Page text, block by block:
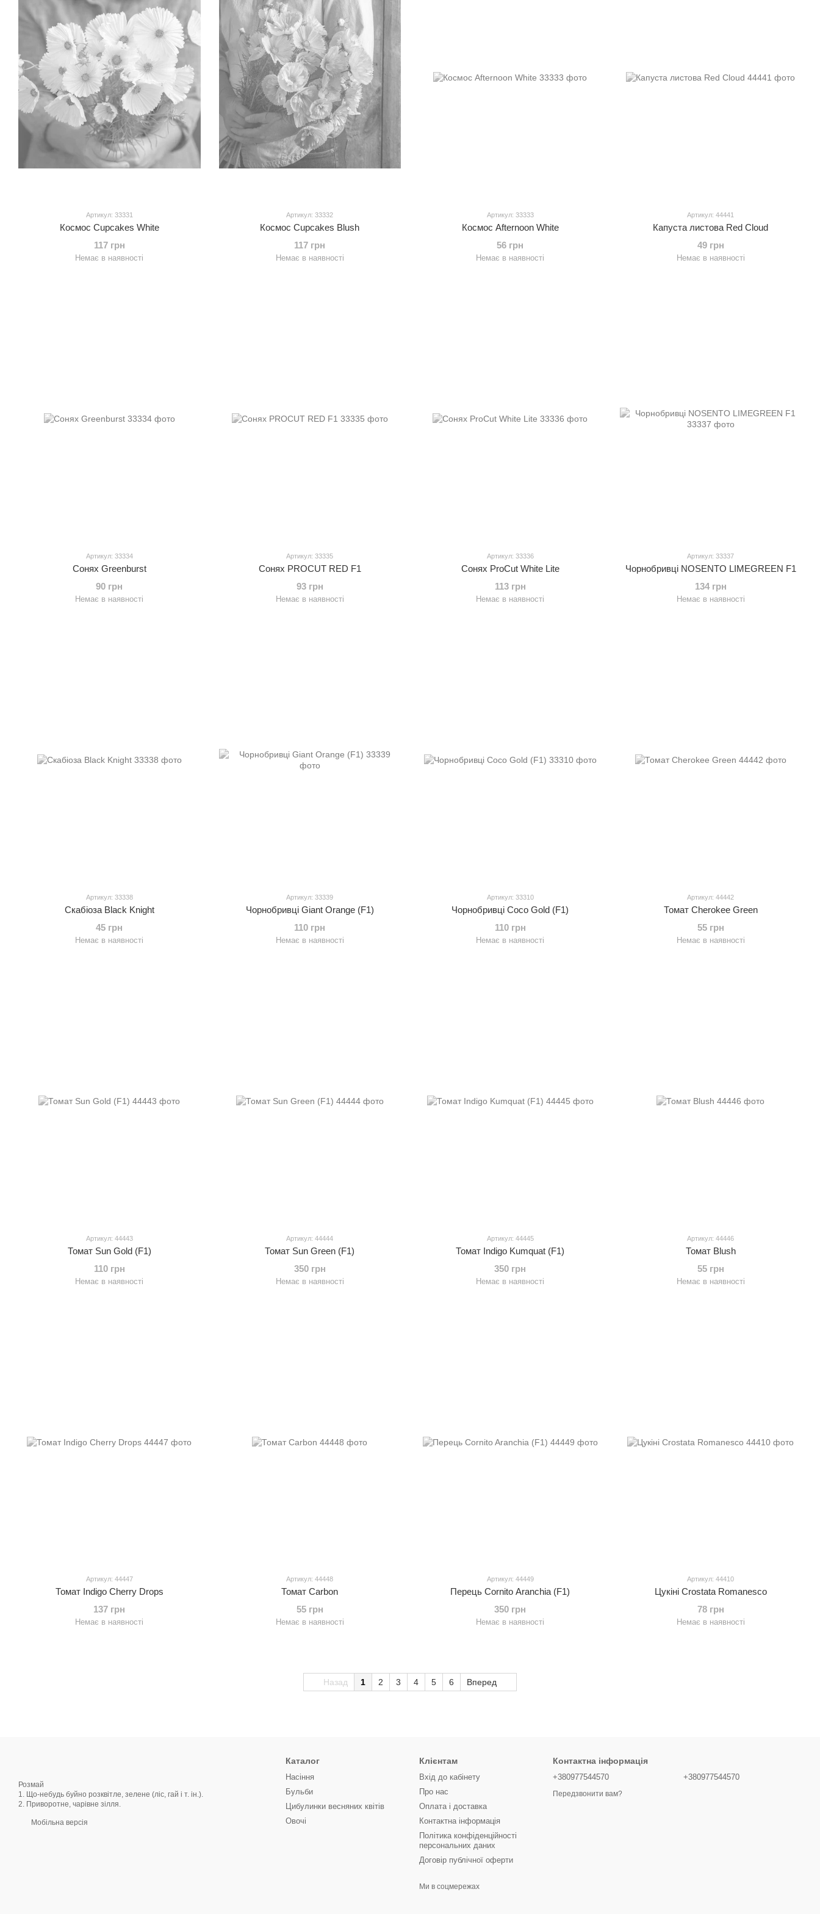
Артикул: 33331
Космос Cupcakes White
117 грн
Немає в наявності
Артикул: 33332
Космос Cupcakes Blush
117 грн
Немає в наявності
Артикул: 33333
Космос Afternoon White
56 грн
Немає в наявності
Артикул: 44441
Капуста листова Red Cloud
49 грн
Немає в наявності
Артикул: 33334
Сонях Greenburst
90 грн
Немає в наявності
Артикул: 33335
Сонях PROCUT RED F1
93 грн
Немає в наявності
Артикул: 33336
Сонях ProCut White Lite
113 грн
Немає в наявності
Артикул: 33337
Чорнобривці NOSENTO LIMEGREEN F1
134 грн
Немає в наявності
Артикул: 33338
Скабіоза Black Knight
45 грн
Немає в наявності
Артикул: 33339
Чорнобривці Giant Orange (F1)
110 грн
Немає в наявності
Артикул: 33310
Чорнобривці Coco Gold (F1)
110 грн
Немає в наявності
Артикул: 44442
Томат Cherokee Green
55 грн
Немає в наявності
Артикул: 44443
Томат Sun Gold (F1)
110 грн
Немає в наявності
Артикул: 44444
Томат Sun Green (F1)
350 грн
Немає в наявності
Артикул: 44445
Томат Indigo Kumquat (F1)
350 грн
Немає в наявності
Артикул: 44446
Томат Blush
55 грн
Немає в наявності
Артикул: 44447
Томат Indigo Cherry Drops
137 грн
Немає в наявності
Артикул: 44448
Томат Carbon
55 грн
Немає в наявності
Артикул: 44449
Перець Cornito Aranchia (F1)
350 грн
Немає в наявності
Артикул: 44410
Цукіні Crostata Romanesco
78 грн
Немає в наявності
Назад 1 2 3 4 5 6 Вперед
Розмай
1. Що-небудь буйно розквітле, зелене (ліс, гай і т. ін.).
2. Приворотне, чарівне зілля.
Мобільна версія
Каталог
Насіння
Бульби
Цибулинки весняних квітів
Овочі
Клієнтам
Вхід до кабінету
Про нас
Оплата і доставка
Контактна інформація
Політика конфіденційності
персональних даних
Договір публічної оферти
Ми в соцмережах
Контактна інформація
+380977544570
Передзвонити вам?
+380977544570